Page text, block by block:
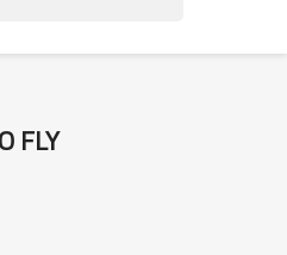
FLY